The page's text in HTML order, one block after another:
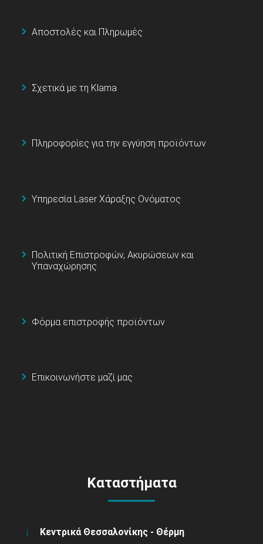
Αποστολές και Πληρωμές
Σχετικά με τη Klarna
Πληροφορίες για την εγγύηση προϊόντων
Υπηρεσία Laser Χάραξης Ονόματος
Πολιτική Επιστροφών, Ακυρώσεων και
Υπαναχώρησης
Φόρμα επιστροφής προϊόντων
Επικοινωνήστε μαζί μας
Καταστήματα
Κεντρικά Θεσσαλονίκης - Θέρμη